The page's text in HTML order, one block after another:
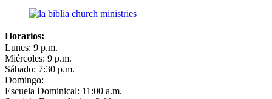
Horarios:
Lunes: 9 p.m.
Miércoles: 9 p.m.
Sábado: 7:30 p.m.
Domingo:
Escuela Dominical: 11:00 a.m.